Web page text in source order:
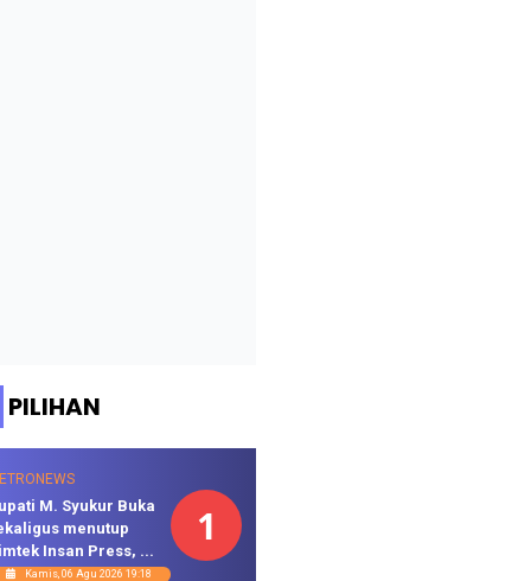
PILIHAN
M. Syukur Buka
menutup
Insan Press, ...
Kamis, 06 Agu 2026 19:18
1